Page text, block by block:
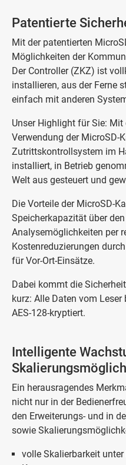
Patentierte
Mit der patentierten
Möglichkeiten der
Der Controller (ZKZ) ist
installieren, aus der Ferne
einfach mit anderen
Unser Highlight für Sie:
Verwendung der MicroSD-
Zutrittskontrollsystem im
installiert, in Betrieb
Welt aus gesteuert und
Die Vorteile der MicroSD-
Speicher­kapazität über
Analyse­möglichkeiten per
Kostenreduzierungen
für Vor-Ort-Einsätze.
Dabei kommt die
kurz: Alle Daten vom Leser
AES-128-kryptiert.
Intelligente
Ein herausragendes
nicht nur in der
den Erweiterungs- und in
sowie
volle Skalierbarkeit